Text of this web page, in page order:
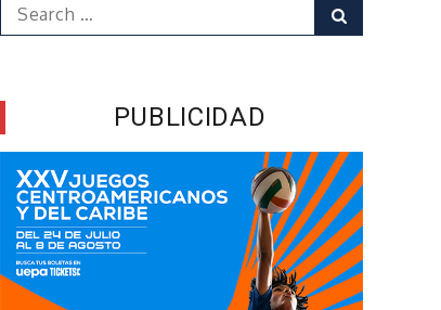
for:
PUBLICIDAD